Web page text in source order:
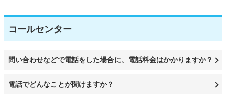
コールセンター
問い合わせなどで電話をした場合に、電話料金はかかりますか？
電話でどんなことが聞けますか？